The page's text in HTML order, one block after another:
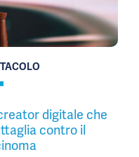
digitale che
contro il